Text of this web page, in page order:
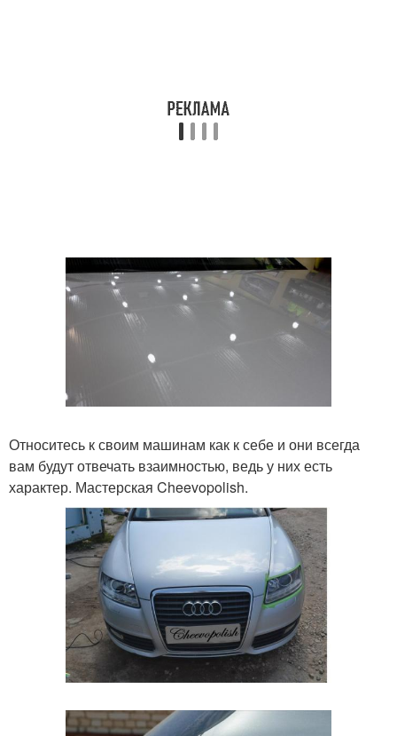
Относитесь к своим машинам как к себе и они всегда
вам будут отвечать взаимностью, ведь у них есть
характер. Мастерская Cheevopolish.